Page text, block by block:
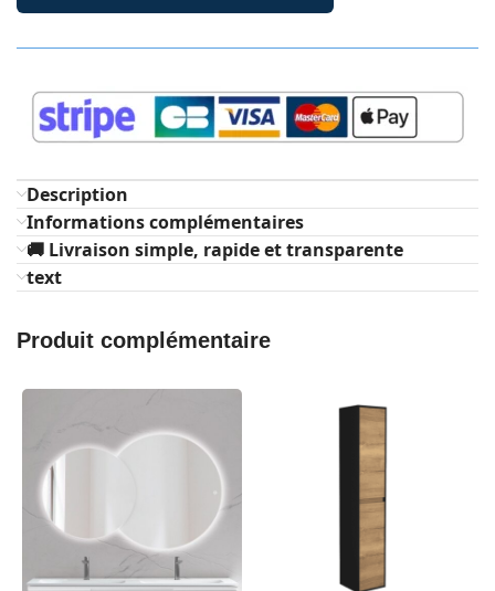
Description
Informations complémentaires
🚚 Livraison simple, rapide et transparente
text
Produit complémentaire